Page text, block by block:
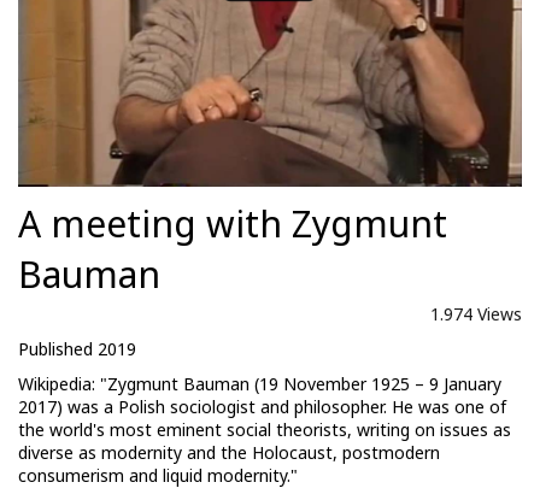
A meeting with Zygmunt
Bauman
1.974 Views
Published 2019
Wikipedia: "Zygmunt Bauman (19 November 1925 – 9 January
2017) was a Polish sociologist and philosopher. He was one of
the world's most eminent social theorists, writing on issues as
diverse as modernity and the Holocaust, postmodern
consumerism and liquid modernity."